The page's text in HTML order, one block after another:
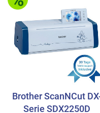
Brother ScanNCut
Serie SDX2250D